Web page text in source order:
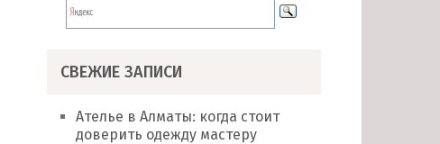
СВЕЖИЕ ЗАПИСИ
Ателье в Алматы: когда стоит
доверить одежду мастеру